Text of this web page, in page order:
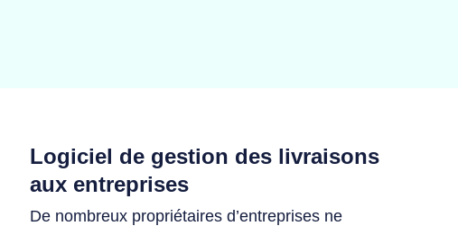
Logiciel de gestion des livraisons
aux entreprises
De nombreux propriétaires d’entreprises ne